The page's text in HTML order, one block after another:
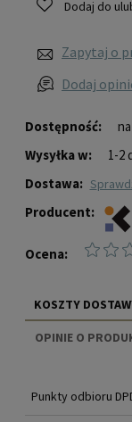
Dostępność:
Wysyłka w:
1-2
Dostawa:
Producent:
Ocena:
Dodaj do
Zapytaj o
Dodaj
KOSZTY
CENA NIE
OPINIE O
Punkty odbioru